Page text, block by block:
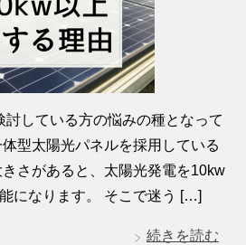
している方の悩みの種となって
型太陽光パネルを採用している
さがあると、太陽光発電を10kw
になります。 そこで迷う […]
続きを読む